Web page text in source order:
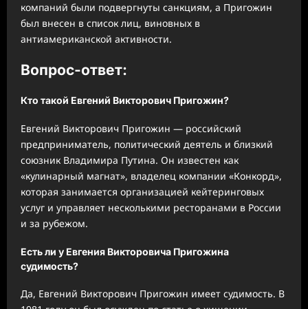
компаний были подвергнуты санкциям, а Пригожин
был внесен в список лиц, виновных в
антиамериканской активности.
Вопрос-ответ:
Кто такой Евгений Викторович Пригожин?
Евгений Викторович Пригожин — российский
предприниматель, политический деятель и близкий
союзник Владимира Путина. Он известен как
«кулинарный магнат», владелец компании «Конкорд»,
которая занимается организацией кейтеринговых
услуг и управляет несколькими ресторанами в России
и за рубежом.
Есть ли у Евгения Викторовича Пригожина
судимость?
Да, Евгений Викторович Пригожин имеет судимость. В